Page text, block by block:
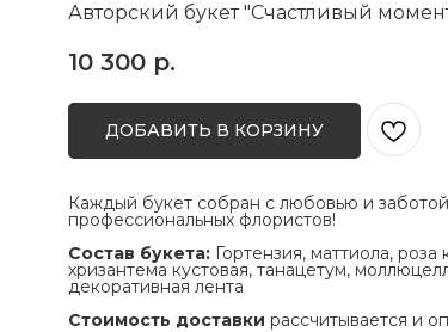
Авторский букет "Счастливый
10 300 р.
ДОБАВИТЬ В КОРЗИНУ
Каждый букет собран с любовью и
профессиональных флористов!
Состав букета: Гортензия, маттиола,
хризантема кустовая, танацетум,
декоративная лента
Cтоимость доставки рассчитывается и